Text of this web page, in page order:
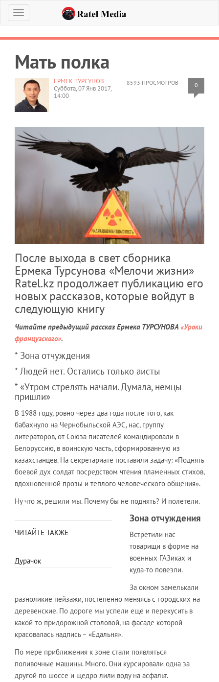
Меню
Мать полка
8593 ПРОСМОТРОВ 0
ЕРМЕК ТУРСУНОВ
Суббота, 07 Янв 2017,
14:00
После выхода в свет сборника
Ермека Турсунова «Мелочи жизни»
Ratel.kz продолжает публикацию его
новых рассказов, которые войдут в
следующую книгу
Читайте предыдущий рассказ Ермека ТУРСУНОВА «Уроки
французского».
* Зона отчуждения
* Людей нет. Остались только аисты
* «Утром стрелять начали. Думала, немцы
пришли»
В 1988 году, ровно через два года после того, как
бабахнуло на Чернобыльской АЭС, нас, группу
литераторов, от Союза писателей командировали в
Белоруссию, в воинскую часть, сформированную из
казахстанцев. На секретариате поставили задачу: «Поднять
боевой дух солдат посредством чтения пламенных стихов,
вдохновенной прозы и теплого человеческого общения».
Ну что ж, решили мы. Почему бы не поднять? И полетели.
ЧИТАЙТЕ ТАКЖЕ
Дурачок
Зона отчуждения
Встретили нас
товарищи в форме на
военных ГАЗиках и
куда-то повезли.
За окном замелькали
разноликие пейзажи, постепенно меняясь с городских на
деревенские. По дороге мы успели еще и перекусить в
какой-то придорожной столовой, на фасаде которой
красовалась надпись – «Едальня».
По мере приближения к зоне стали появляться
поливочные машины. Много. Они курсировали одна за
другой по шоссе и щедро лили воду на асфальт.